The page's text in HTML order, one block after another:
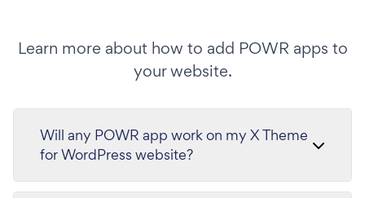
Learn more about how to add POWR apps to
your website.
Will any POWR app work on my X Theme
for WordPress website?